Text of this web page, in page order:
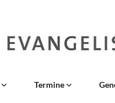
Termine